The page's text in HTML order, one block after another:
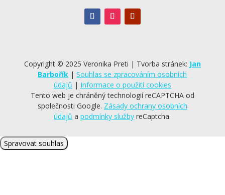
Copyright © 2025 Veronika Preti | Tvorba stránek: Jan
Barbořík |Souhlas se zpracováním osobních
údajů | Informace o použití cookies
Tento web je chráněný technologií reCAPTCHA od
společnosti Google. Zásady ochrany osobních
údajů apodmínky služby reCaptcha.
Spravovat souhlas